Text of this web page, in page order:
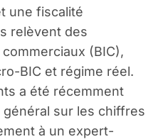
une fiscalité
relèvent des
(BIC),
BIC et régime réel.
a été récemment
sur les chiffres
à un expert-